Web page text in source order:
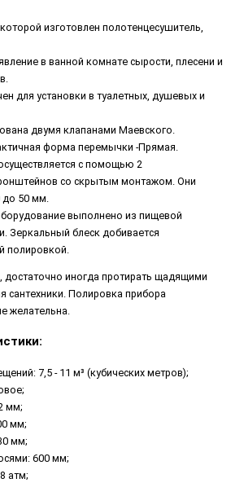
изготовлен полотенцесушитель,
в ванной комнате сырости, плесени и
для установки в туалетных, душевых и
двумя клапанами Маевского.
форма перемычки -Прямая.
с помощью 2
со скрытым монтажом. Они
до 50 мм.
выполнено из пищевой
Зеркальный блеск добивается
полировкой.
достаточно иногда протирать щадящими
сантехники. Полировка прибора
желательна.
7,5 - 11 м³ (кубических метров);
мм;
мм;
мм;
600 мм;
атм;